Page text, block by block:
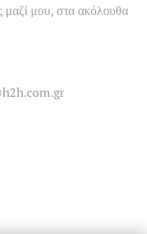
μαζί μου, στα ακόλουθα